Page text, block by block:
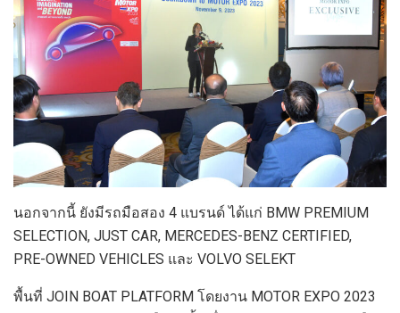
นอกจากนี้ ยังมีรถมือสอง 4 แบรนด์ ได้แก่ BMW PREMIUM
SELECTION, JUST CAR, MERCEDES-BENZ CERTIFIED,
PRE-OWNED VEHICLES และ VOLVO SELEKT
พื้นที่ JOIN BOAT PLATFORM โดยงาน MOTOR EXPO 2023